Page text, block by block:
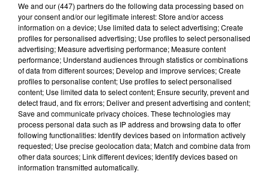
Voir cette publication sur Instagram
It is with a very heavy heart that I inform you that
my beautiful wife Kelly has lost her two-year
battle with breast cancer. She fought a
courageous fight with the love and support of so
many. My family and I will forever be grateful to
her doctors and nurses at MD Anderson Cancer
Center, all the medical centers that have helped,
as well as her many friends and loved ones who
We and our (447) partnersdo the following data processing based on
your consent and/or our legitimate interest: Store and/or access
information on a device; Use limited data to select advertising; Create
profiles for personalised advertising; Use profiles to select personalised
advertising; Measure advertising performance; Measure content
performance; Understand audiences through statistics or combinations
of data from different sources; Develop and improve services; Create
profiles to personalise content; Use profiles to select personalised
content; Use limited data to select content; Ensure security, prevent and
detect fraud, and fix errors; Deliver and present advertising and content;
Save and communicate privacy choices. These technologies may
process personal data such as IP address and browsing data to offer
following functionalities: Identify devices based on information actively
requested; Use precise geolocation data; Match and combine data from
other data sources; Link different devices; Identify devices based on
information transmitted automatically.